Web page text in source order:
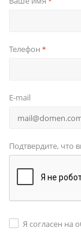
Телефон *
E-mail
Подтвердите, что
Я согласен на